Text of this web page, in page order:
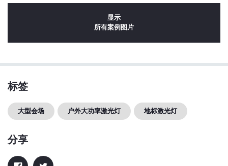
显示
所有案例图片
标签
大型会场 户外大功率激光灯 地标激光灯
分享